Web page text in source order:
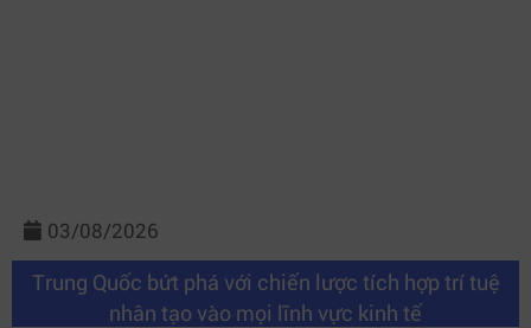
03/08/2026
Trung Quốc bứt phá với chiến lược tích hợp trí tuệ
nhân tạo vào mọi lĩnh vực kinh tế